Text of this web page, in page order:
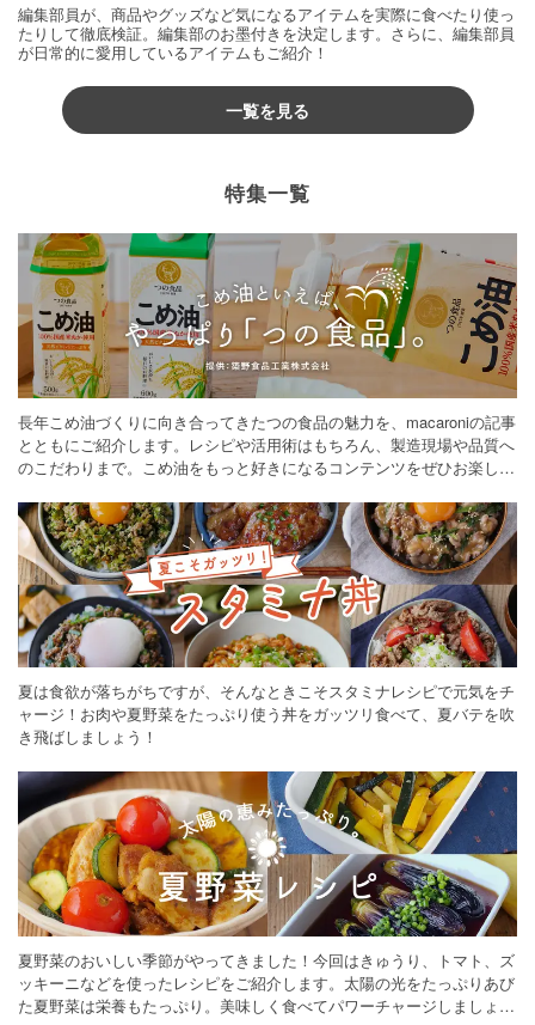
編集部員が、商品やグッズなど気になるアイテムを実際に食べたり使っ
たりして徹底検証。編集部のお墨付きを決定します。さらに、編集部員
が日常的に愛用しているアイテムもご紹介！
一覧を見る
特集一覧
長年こめ油づくりに向き合ってきたつの食品の魅力を、macaroniの記事
とともにご紹介します。レシピや活用術はもちろん、製造現場や品質へ
のこだわりまで。こめ油をもっと好きになるコンテンツをぜひお楽しみ
夏は食欲が落ちがちですが、そんなときこそスタミナレシピで元気をチ
ャージ！お肉や夏野菜をたっぷり使う丼をガッツリ食べて、夏バテを吹
き飛ばしましょう！
夏野菜のおいしい季節がやってきました！今回はきゅうり、トマト、ズ
ッキーニなどを使ったレシピをご紹介します。太陽の光をたっぷりあび
た夏野菜は栄養もたっぷり。美味しく食べてパワーチャージしましょう